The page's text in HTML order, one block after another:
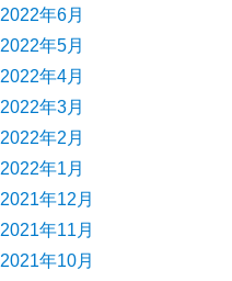
2022年6月
2022年5月
2022年4月
2022年3月
2022年2月
2022年1月
2021年12月
2021年11月
2021年10月